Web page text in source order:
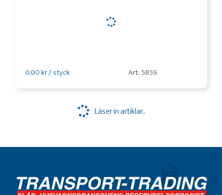
0,00 kr / styck Art: 5859
Läser in artiklar...